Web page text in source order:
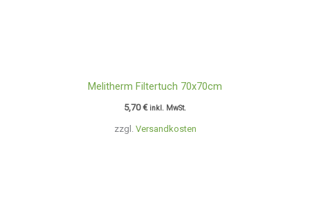
zzgl. Versandkosten
Melitherm Filtertuch 70x70cm
5,70€ inkl. MwSt.